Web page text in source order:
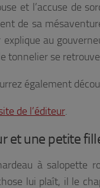
et l’accuse de
de sa
au
tonnelier se
également
de l’éditeur.
et une petite
à salopette
lui plaît, il le